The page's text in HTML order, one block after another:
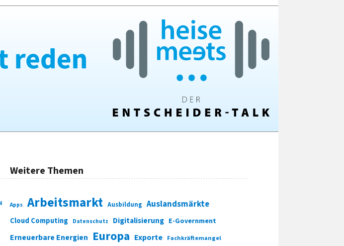
Weitere Themen
Apps Arbeitsmarkt Ausbildung Auslandsmärkte
Cloud Computing Datenschutz Digitalisierung E-Government
Erneuerbare Energien Europa Exporte Fachkräftemangel